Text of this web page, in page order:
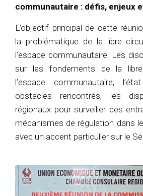
communautaire : défis, enjeux
L’objectif principal de cette
la problématique de la libre
l’espace communautaire. Les
sur les fondements de la
l’espace communautaire,
obstacles rencontrés, les
régionaux pour surveiller ces
mécanismes de régulation dans
avec un accent particulier sur le